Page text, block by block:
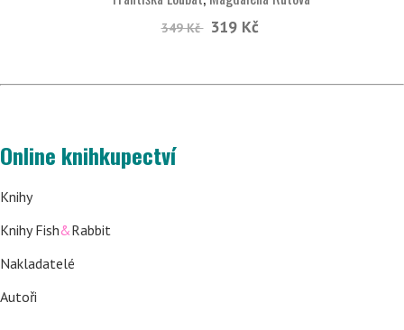
349 Kč 319 Kč
Online knihkupectví
Knihy
Knihy Fish&Rabbit
Nakladatelé
Autoři